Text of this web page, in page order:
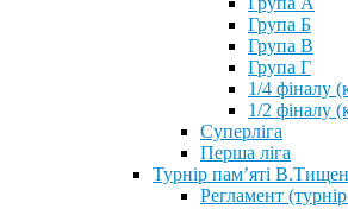
Група Б
Група В
Група Г
1/4 фіналу
1/2 фіналу
Суперліга
Перша ліга
Турнір пам’яті
Регламент